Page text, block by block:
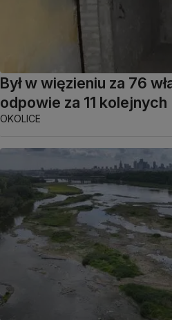
Był w więzieniu za 76
odpowie za 11 kolejnych
OKOLICE